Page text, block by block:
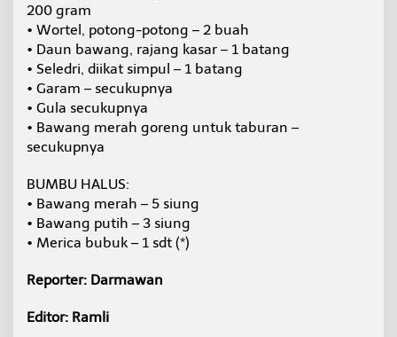
200 gram
• Wortel, potong-potong – 2 buah
• Daun bawang, rajang kasar – 1 batang
• Seledri, diikat simpul – 1 batang
• Garam – secukupnya
• Gula secukupnya
• Bawang merah goreng untuk taburan –
secukupnya
BUMBU HALUS:
• Bawang merah – 5 siung
• Bawang putih – 3 siung
• Merica bubuk – 1 sdt (*)
Reporter: Darmawan
Editor: Ramli